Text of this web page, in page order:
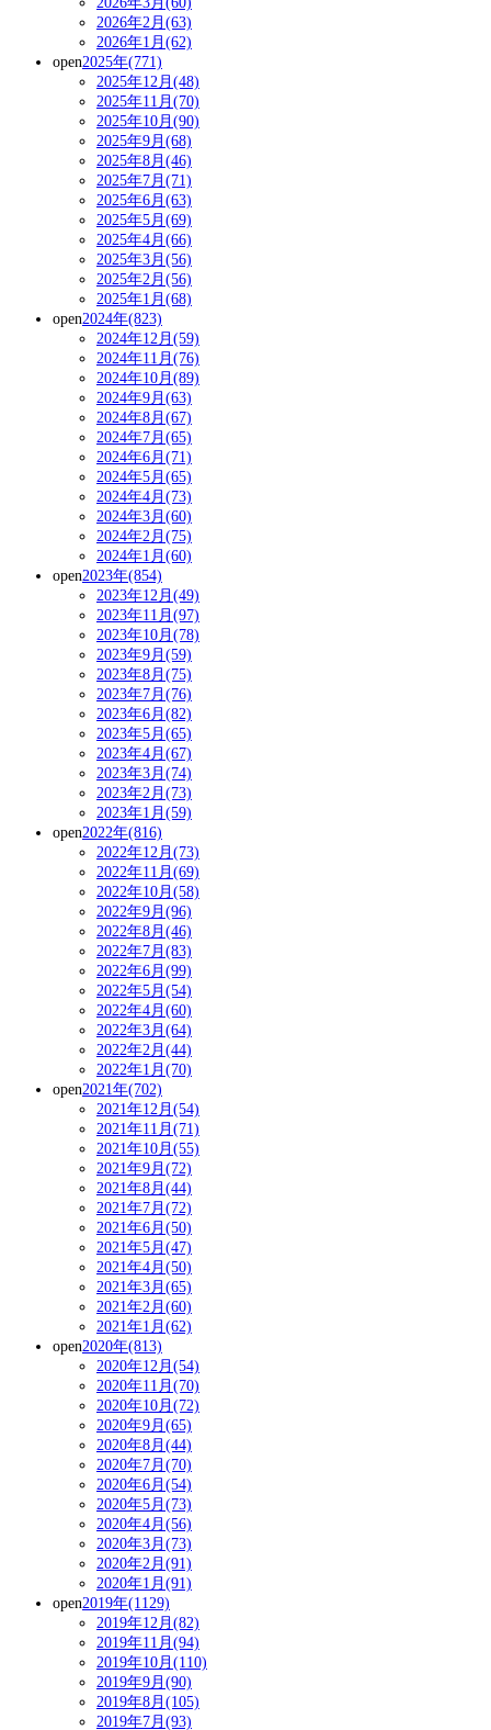
2026年2月(63)
2026年1月(62)
open2025年(771)
2025年12月(48)
2025年11月(70)
2025年10月(90)
2025年9月(68)
2025年8月(46)
2025年7月(71)
2025年6月(63)
2025年5月(69)
2025年4月(66)
2025年3月(56)
2025年2月(56)
2025年1月(68)
open2024年(823)
2024年12月(59)
2024年11月(76)
2024年10月(89)
2024年9月(63)
2024年8月(67)
2024年7月(65)
2024年6月(71)
2024年5月(65)
2024年4月(73)
2024年3月(60)
2024年2月(75)
2024年1月(60)
open2023年(854)
2023年12月(49)
2023年11月(97)
2023年10月(78)
2023年9月(59)
2023年8月(75)
2023年7月(76)
2023年6月(82)
2023年5月(65)
2023年4月(67)
2023年3月(74)
2023年2月(73)
2023年1月(59)
open2022年(816)
2022年12月(73)
2022年11月(69)
2022年10月(58)
2022年9月(96)
2022年8月(46)
2022年7月(83)
2022年6月(99)
2022年5月(54)
2022年4月(60)
2022年3月(64)
2022年2月(44)
2022年1月(70)
open2021年(702)
2021年12月(54)
2021年11月(71)
2021年10月(55)
2021年9月(72)
2021年8月(44)
2021年7月(72)
2021年6月(50)
2021年5月(47)
2021年4月(50)
2021年3月(65)
2021年2月(60)
2021年1月(62)
open2020年(813)
2020年12月(54)
2020年11月(70)
2020年10月(72)
2020年9月(65)
2020年8月(44)
2020年7月(70)
2020年6月(54)
2020年5月(73)
2020年4月(56)
2020年3月(73)
2020年2月(91)
2020年1月(91)
open2019年(1129)
2019年12月(82)
2019年11月(94)
2019年10月(110)
2019年9月(90)
2019年8月(105)
2019年7月(93)